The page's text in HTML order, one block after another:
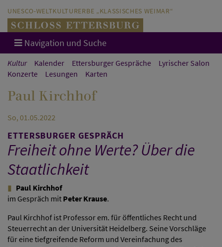
UNESCO-WELTKULTURERBE „KLASSISCHES WEIMAR“
Navigation und Suche
Kultur Kalender Ettersburger Gespräche
Lyrischer Salon
Konzerte
Lesungen Karten
Paul Kirchhof
So, 01.05.2022
ETTERSBURGER GESPRÄCH
Freiheit ohne Werte? Über die
Staatlichkeit
Paul Kirchhof
im Gespräch mit Peter Krause.
Paul Kirchhof ist Professor em. für öffentliches Recht und
Steuerrecht an der Universität Heidelberg. Seine Vorschläge
für eine tiefgreifende Reform und Vereinfachung des